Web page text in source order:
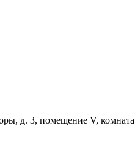
д. 3, помещение V, комната